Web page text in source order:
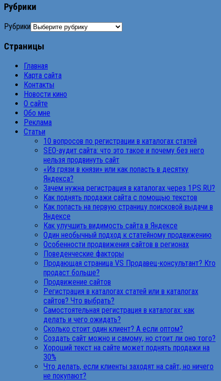
Рубрики
Рубрики
Страницы
Главная
Карта сайта
Контакты
Новости кино
О сайте
Обо мне
Реклама
Статьи
10 вопросов по регистрации в каталогах статей
SEO-аудит сайта: что это такое и почему без него
нельзя продвинуть сайт
«Из грязи в князи» или как попасть в десятку
Яндекса?
Зачем нужна регистрация в каталогах через 1PS.RU?
Как поднять продажи сайта с помощью текстов
Как попасть на первую страницу поисковой выдачи в
Яндексе
Как улучшить видимость сайта в Яндексе
Один необычный подход к статейному продвижению
Особенности продвижения сайтов в регионах
Поведенческие факторы
Продающая страница VS Продавец-консультант? Кто
продаст больше?
Продвижение сайтов
Регистрация в каталогах статей или в каталогах
сайтов? Что выбрать?
Самостоятельная регистрация в каталогах: как
делать и чего ожидать?
Сколько стоит один клиент? А если оптом?
Создать сайт можно и самому, но стоит ли оно того?
Хороший текст на сайте может поднять продажи на
30%
Что делать, если клиенты заходят на сайт, но ничего
не покупают?